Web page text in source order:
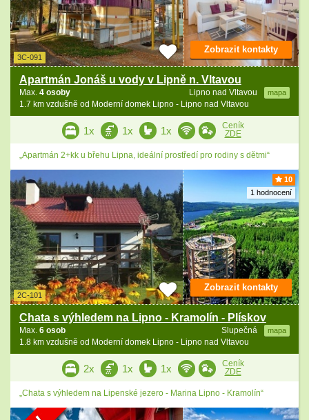
3C-091
Apartmán Jonáš u vody v Lipně n. Vltavou
Lipno nad Vltavou mapa
Max. 4 osoby
1.7 km vzdušně od Moderní domek Lipno - Lipno nad Vltavou
Zobrazit kontakty
1x 1x 1x
Ceník
ZDE
„Apartmán 2+kk u břehu Lipna, ideální prostředí pro rodiny s dětmi“
10
1 hodnocení
2C-101
Chata s výhledem na Lipno - Kramolín - Plískov
Slupečná mapa
Max. 6 osob
1.8 km vzdušně od Moderní domek Lipno - Lipno nad Vltavou
Zobrazit kontakty
2x 1x 1x
Ceník
ZDE
„Chata s výhledem na Lipenské jezero - Marina Lipno - Kramolín“